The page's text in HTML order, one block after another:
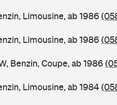
Limousine, ab 1986
Limousine, ab 1986
Benzin, Coupe, ab 1986
Limousine, ab 1984